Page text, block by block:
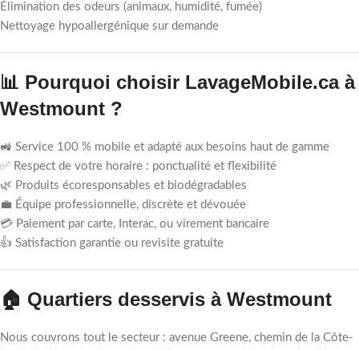
Élimination des odeurs (animaux, humidité, fumée)
Nettoyage hypoallergénique sur demande
📊 Pourquoi choisir LavageMobile.ca à
Westmount ?
🚜 Service 100 % mobile et adapté aux besoins haut de gamme
✅ Respect de votre horaire : ponctualité et flexibilité
🌿 Produits écoresponsables et biodégradables
💼 Équipe professionnelle, discrète et dévouée
💳 Paiement par carte, Interac, ou virement bancaire
👍 Satisfaction garantie ou revisite gratuite
🏠 Quartiers desservis à Westmount
Nous couvrons tout le secteur : avenue Greene, chemin de la Côte-